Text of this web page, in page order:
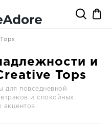
и
Tops
для повседневной
и спокойных
акцентов.